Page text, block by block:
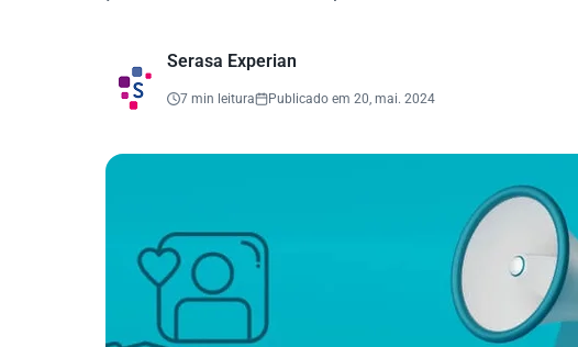
Serasa Experian
7 min leitura Publicado em 20, mai. 2024